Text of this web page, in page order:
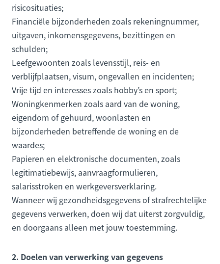
risicosituaties;
Financiële bijzonderheden zoals rekeningnummer,
uitgaven, inkomensgegevens, bezittingen en
schulden;
Leefgewoonten zoals levensstijl, reis- en
verblijfplaatsen, visum, ongevallen en incidenten;
Vrije tijd en interesses zoals hobby’s en sport;
Woningkenmerken zoals aard van de woning,
eigendom of gehuurd, woonlasten en
bijzonderheden betreffende de woning en de
waardes;
Papieren en elektronische documenten, zoals
legitimatiebewijs, aanvraagformulieren,
salarisstroken en werkgeversverklaring.
Wanneer wij gezondheidsgegevens of strafrechtelijke
gegevens verwerken, doen wij dat uiterst zorgvuldig,
en doorgaans alleen met jouw toestemming.
2. Doelen van verwerking van gegevens